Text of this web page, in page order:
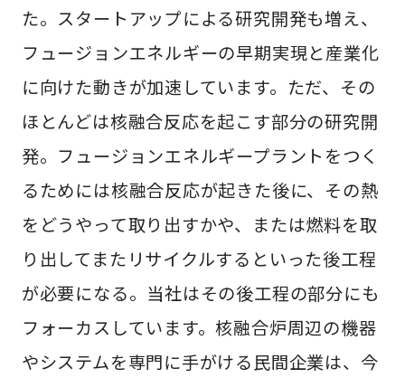
た。スタートアップによる研究開発も増え、
フュージョンエネルギーの早期実現と産業化
に向けた動きが加速しています。ただ、その
ほとんどは核融合反応を起こす部分の研究開
発。フュージョンエネルギープラントをつく
るためには核融合反応が起きた後に、その熱
をどうやって取り出すかや、または燃料を取
り出してまたリサイクルするといった後工程
が必要になる。当社はその後工程の部分にも
フォーカスしています。核融合炉周辺の機器
やシステムを専門に手がける民間企業は、今